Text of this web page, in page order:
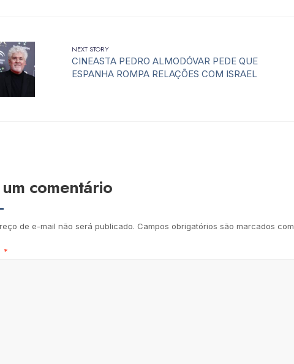
NEXT STORY
CINEASTA PEDRO ALMODÓVAR PEDE QUE
ESPANHA ROMPA RELAÇÕES COM ISRAEL
comentário
de e-mail não será publicado. Campos obrigatórios são marcados com
*